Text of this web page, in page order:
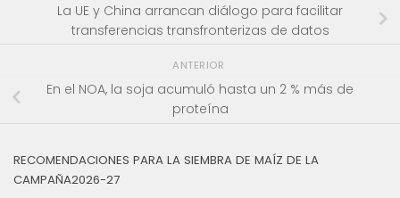
La UE y China arrancan diálogo para facilitar
transferencias transfronterizas de datos
ANTERIOR
En el NOA, la soja acumuló hasta un 2 % más de
proteína
RECOMENDACIONES PARA LA SIEMBRA DE MAÍZ DE LA
CAMPAÑA2026-27